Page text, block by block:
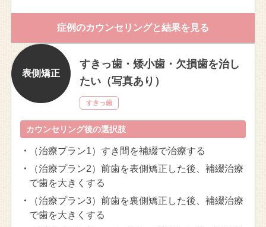
症例のカウンセリングと結果を見る
表側矯正
すきっ歯・矮小歯・欠損歯を治し
たい（写真あり）
すきっ歯
カウンセリング後の選択肢
・
（治療プラン1）すき間を補綴で治療する
・
（治療プラン2）前歯を表側矯正した後、補綴治療
で歯を大きくする
・
（治療プラン3）前歯を裏側矯正した後、補綴治療
で歯を大きくする